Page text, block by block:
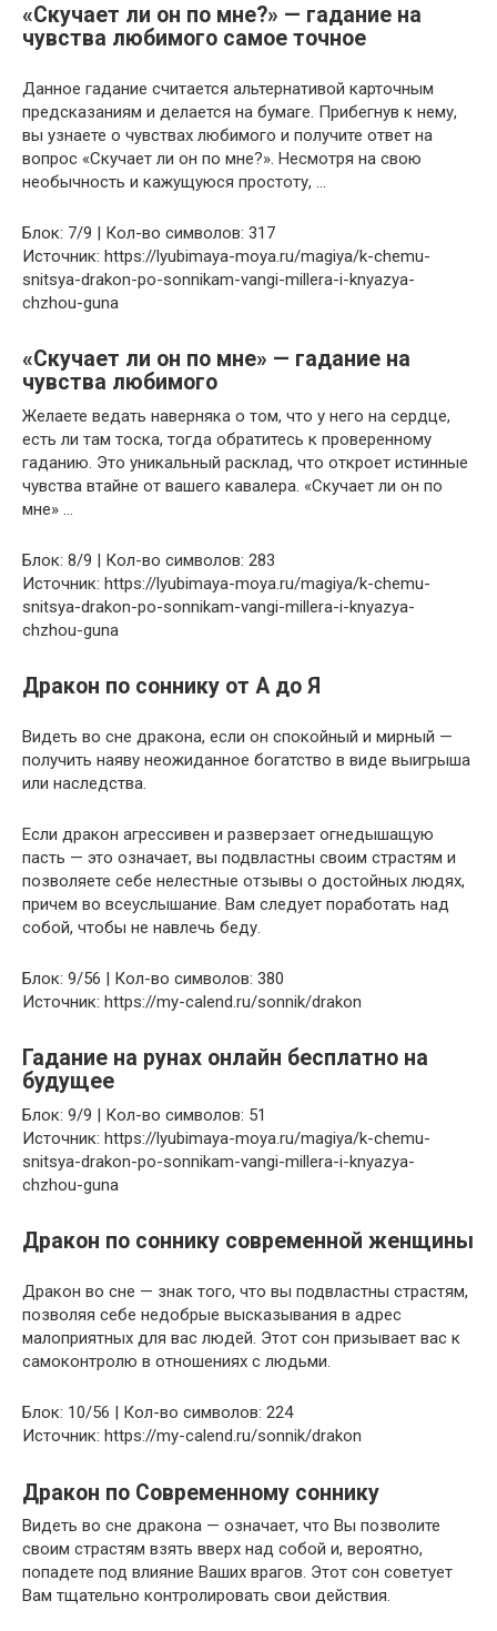
«Скучает ли он по мне?» — гадание на
чувства любимого самое точное
Данное гадание считается альтернативой карточным
предсказаниям и делается на бумаге. Прибегнув к нему,
вы узнаете о чувствах любимого и получите ответ на
вопрос «Скучает ли он по мне?». Несмотря на свою
необычность и кажущуюся простоту, …
Блок: 7/9 | Кол-во символов: 317
Источник: https://lyubimaya-moya.ru/magiya/k-chemu-
snitsya-drakon-po-sonnikam-vangi-millera-i-knyazya-
chzhou-guna
«Скучает ли он по мне» — гадание на
чувства любимого
Желаете ведать наверняка о том, что у него на сердце,
есть ли там тоска, тогда обратитесь к проверенному
гаданию. Это уникальный расклад, что откроет истинные
чувства втайне от вашего кавалера. «Скучает ли он по
мне» …
Блок: 8/9 | Кол-во символов: 283
Источник: https://lyubimaya-moya.ru/magiya/k-chemu-
snitsya-drakon-po-sonnikam-vangi-millera-i-knyazya-
chzhou-guna
Дракон по соннику от А до Я
Видеть во сне дракона, если он спокойный и мирный —
получить наяву неожиданное богатство в виде выигрыша
или наследства.
Если дракон агрессивен и разверзает огнедышащую
пасть — это означает, вы подвластны своим страстям и
позволяете себе нелестные отзывы о достойных людях,
причем во всеуслышание. Вам следует поработать над
собой, чтобы не навлечь беду.
Блок: 9/56 | Кол-во символов: 380
Источник: https://my-calend.ru/sonnik/drakon
Гадание на рунах онлайн бесплатно на
будущее
Блок: 9/9 | Кол-во символов: 51
Источник: https://lyubimaya-moya.ru/magiya/k-chemu-
snitsya-drakon-po-sonnikam-vangi-millera-i-knyazya-
chzhou-guna
Дракон по соннику современной женщины
Дракон во сне — знак того, что вы подвластны страстям,
позволяя себе недобрые высказывания в адрес
малоприятных для вас людей. Этот сон призывает вас к
самоконтролю в отношениях с людьми.
Блок: 10/56 | Кол-во символов: 224
Источник: https://my-calend.ru/sonnik/drakon
Дракон по Современному соннику
Видеть во сне дракона — означает, что Вы позволите
своим страстям взять вверх над собой и, вероятно,
попадете под влияние Ваших врагов. Этот сон советует
Вам тщательно контролировать свои действия.